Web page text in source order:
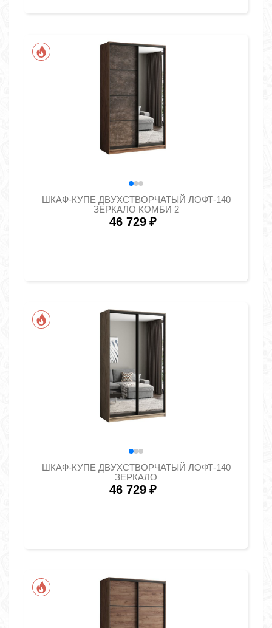
ШКАФ-КУПЕ ДВУХСТВОРЧАТЫЙ ЛОФТ-140
ЗЕРКАЛО КОМБИ 2
46 729 ₽
ШКАФ-КУПЕ ДВУХСТВОРЧАТЫЙ ЛОФТ-140
ЗЕРКАЛО
46 729 ₽